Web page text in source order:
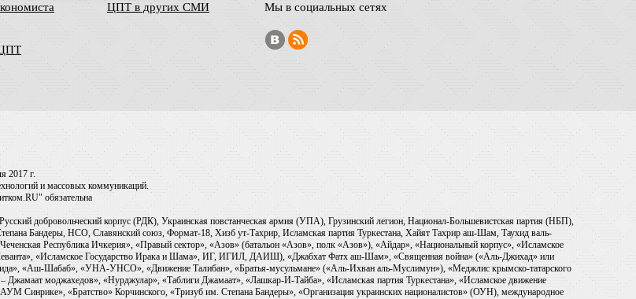
ЦПТ в других СМИ Мы в социальных сетях
2017 г.
и массовых коммуникаций.
обязательна
добровольческий корпус (РДК), Украинская повстанческая армия (УПА), Грузинский легион, Национал-Большевистская партия (НБП),
Бандеры, НСО, Славянский союз, Формат-18, Хизб ут-Тахрир, Исламская партия Туркестана, Хайят Тахрир аш-Шам, Таухид валь-
Республика Ичкерия», «Правый сектор», «Азов» (батальон «Азов», полк «Азов»), «Айдар», «Национальный корпус», «Исламское
Леванта», «Исламское Государство Ирака и Шама», ИГ, ИГИЛ, ДАИШ), «Джабхат Фатх аш-Шам», «Священная война» («Аль-Джихад» или
«Аш-Шабаб», «УНА-УНСО», «Движение Талибан», «Братья-мусульмане» («Аль-Ихван аль-Муслимун»), «Меджлис крымско-татарского
моджахедов», «Нурджулар», «Таблиги Джамаат», «Лашкар-И-Тайба», «Исламская партия Туркестана», «Исламское движение
Синрике», «Братство» Корчинского, «Тризуб им. Степана Бандеры», «Организация украинских националистов» (ОУН), международное